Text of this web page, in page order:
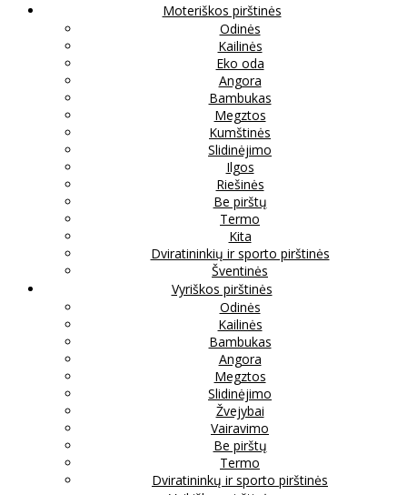
Moteriškos pirštinės
Odinės
Kailinės
Eko oda
Angora
Bambukas
Megztos
Kumštinės
Slidinėjimo
Ilgos
Riešinės
Be pirštų
Termo
Kita
Dviratininkių ir sporto pirštinės
Šventinės
Vyriškos pirštinės
Odinės
Kailinės
Bambukas
Angora
Megztos
Slidinėjimo
Žvejybai
Vairavimo
Be pirštų
Termo
Dviratininkų ir sporto pirštinės